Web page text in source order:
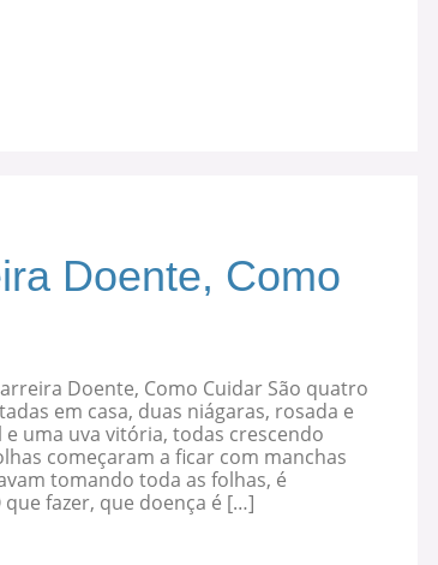
Doente, Como
Doente, Como Cuidar São quatro
em casa, duas niágaras, rosada e
e uma uva vitória, todas crescendo
começaram a ficar com manchas
tomando toda as folhas, é
fazer, que doença é […]